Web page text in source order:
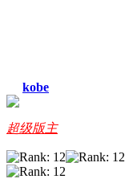
kobe
超级版主